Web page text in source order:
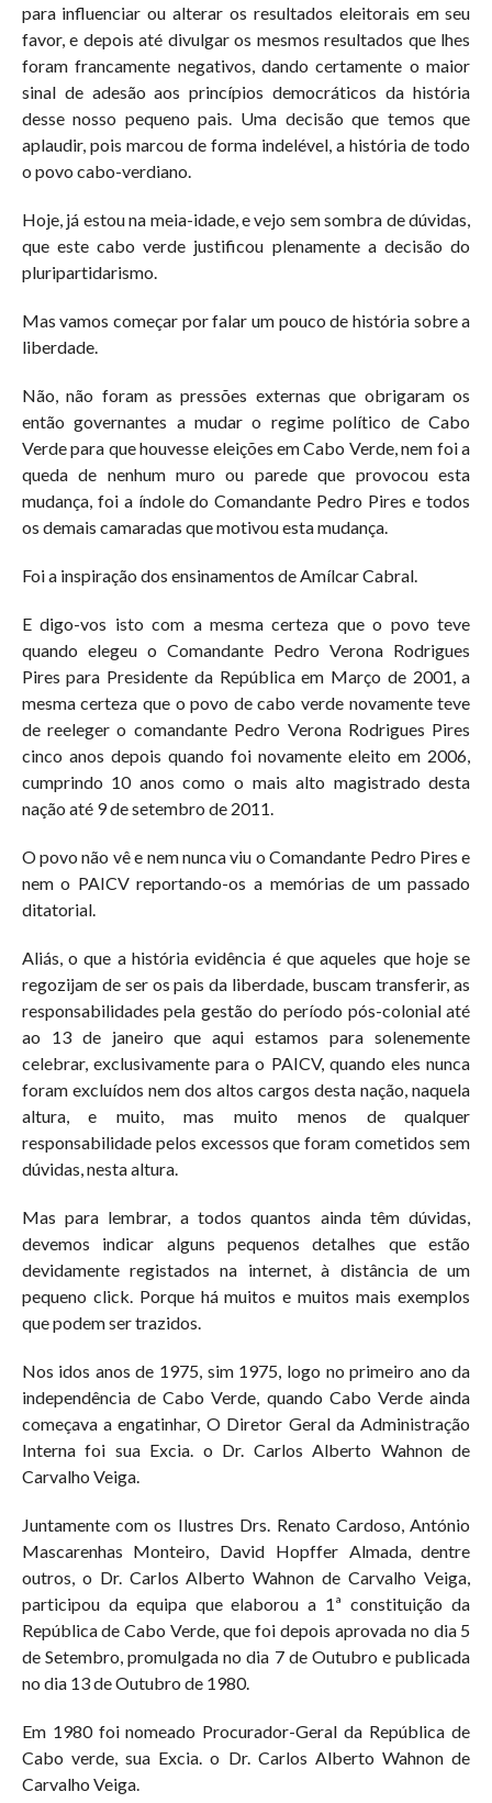
para influenciar ou alterar os resultados eleitorais em seu
favor, e depois até divulgar os mesmos resultados que lhes
foram francamente negativos, dando certamente o maior
sinal de adesão aos princípios democráticos da história
desse nosso pequeno pais. Uma decisão que temos que
aplaudir, pois marcou de forma indelével, a história de todo
o povo cabo-verdiano.
Hoje, já estou na meia-idade, e vejo sem sombra de dúvidas,
que este cabo verde justificou plenamente a decisão do
pluripartidarismo.
Mas vamos começar por falar um pouco de história sobre a
liberdade.
Não, não foram as pressões externas que obrigaram os
então governantes a mudar o regime político de Cabo
Verde para que houvesse eleições em Cabo Verde, nem foi a
queda de nenhum muro ou parede que provocou esta
mudança, foi a índole do Comandante Pedro Pires e todos
os demais camaradas que motivou esta mudança.
Foi a inspiração dos ensinamentos de Amílcar Cabral.
E digo-vos isto com a mesma certeza que o povo teve
quando elegeu o Comandante Pedro Verona Rodrigues
Pires para Presidente da República em Março de 2001, a
mesma certeza que o povo de cabo verde novamente teve
de reeleger o comandante Pedro Verona Rodrigues Pires
cinco anos depois quando foi novamente eleito em 2006,
cumprindo 10 anos como o mais alto magistrado desta
nação até 9 de setembro de 2011.
O povo não vê e nem nunca viu o Comandante Pedro Pires e
nem o PAICV reportando-os a memórias de um passado
ditatorial.
Aliás, o que a história evidência é que aqueles que hoje se
regozijam de ser os pais da liberdade, buscam transferir, as
responsabilidades pela gestão do período pós-colonial até
ao 13 de janeiro que aqui estamos para solenemente
celebrar, exclusivamente para o PAICV, quando eles nunca
foram excluídos nem dos altos cargos desta nação, naquela
altura, e muito, mas muito menos de qualquer
responsabilidade pelos excessos que foram cometidos sem
dúvidas, nesta altura.
Mas para lembrar, a todos quantos ainda têm dúvidas,
devemos indicar alguns pequenos detalhes que estão
devidamente registados na internet, à distância de um
pequeno click. Porque há muitos e muitos mais exemplos
que podem ser trazidos.
Nos idos anos de 1975, sim 1975, logo no primeiro ano da
independência de Cabo Verde, quando Cabo Verde ainda
começava a engatinhar, O Diretor Geral da Administração
Interna foi sua Excia. o Dr. Carlos Alberto Wahnon de
Carvalho Veiga.
Juntamente com os Ilustres Drs. Renato Cardoso, António
Mascarenhas Monteiro, David Hopffer Almada, dentre
outros, o Dr. Carlos Alberto Wahnon de Carvalho Veiga,
participou da equipa que elaborou a 1ª constituição da
República de Cabo Verde, que foi depois aprovada no dia 5
de Setembro, promulgada no dia 7 de Outubro e publicada
no dia 13 de Outubro de 1980.
Em 1980 foi nomeado Procurador-Geral da República de
Cabo verde, sua Excia. o Dr. Carlos Alberto Wahnon de
Carvalho Veiga.